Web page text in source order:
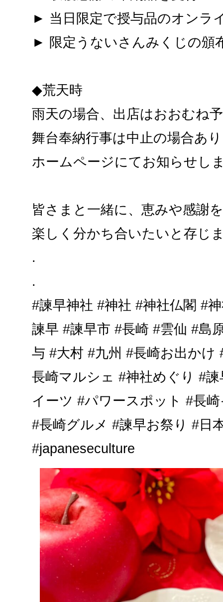
► 当日限定で授与品のオンラ
► 限定うないさんみくじの頒
◆荒天時
雨天の場合、出店はおおむね
舞台奉納行事は中止の場合あり
ホームページにてお知らせし
皆さまと一緒に、恵みや感謝を
楽しく分かち合いたいと存じ
.
.
#諫早神社 #神社 #神社仏閣 #
諫早 #諫早市 #長崎 #雲仙 #島
与 #大村 #九州 #長崎お出かけ
長崎マルシェ #神社めぐり #
イーツ #パワースポット #長
#長崎グルメ #諫早お祭り #日
#japaneseculture